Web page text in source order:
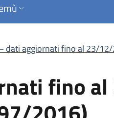
dati aggiornati fino al 23/12/
fino